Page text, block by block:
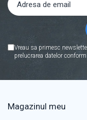
Vreau sa primesc
prelucrarea datelor conform
Magazinul meu